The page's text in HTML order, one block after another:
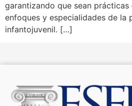
garantizando que sean
enfoques y especialidades de la
infantojuvenil. […]